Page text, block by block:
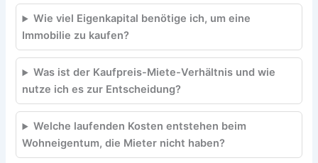
Wie viel Eigenkapital benötige ich, um eine
Immobilie zu kaufen?
Was ist der Kaufpreis-Miete-Verhältnis und wie
nutze ich es zur Entscheidung?
Welche laufenden Kosten entstehen beim
Wohneigentum, die Mieter nicht haben?